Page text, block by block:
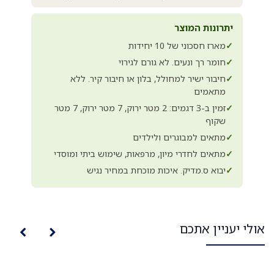
יתרונות המוצר
✓מארז חסכוני של 10 יחידות
✓חומר רך ונעים. לא גורם לגירוי
✓חיבור ישיר למחולל, בלון או חיבור קיר. ללא
מתאמים
✓
זמין ב-3 דגמים: 2 מטר ירוק, 7 מטר ירוק, 7 מטר
שקוף
✓מתאים למבוגרים ולילדים
✓מתאים לחדרי מיון, מרפאות, שימוש ביתי ומוסדי
✓יבוא ס.מדיק. איכות מוכחת במחיר נגיש
אולי יעניין אתכם